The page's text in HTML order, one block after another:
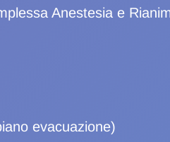
Anestesia e
evacuazione)